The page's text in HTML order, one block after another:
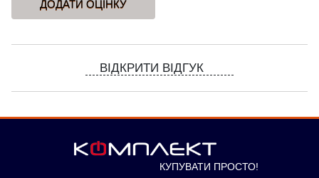
ВІДКРИТИ ВІДГУК
КУПУВАТИ ПРОСТО!